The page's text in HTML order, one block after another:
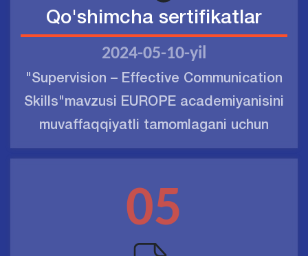
Qo'shimcha sertifikatlar
2024-05-10-yil
"Supervision – Effective Communication
Skills"mavzusi EUROPE academiyanisini
muvaffaqqiyatli tamomlagani uchun
05